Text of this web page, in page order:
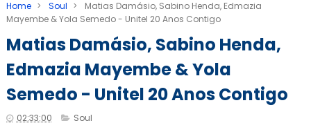
Home > Soul >
Matias Damásio, Sabino Henda, Edmazia
Mayembe & Yola Semedo - Unitel 20 Anos Contigo
Matias Damásio, Sabino Henda,
Edmazia Mayembe & Yola
Semedo - Unitel 20 Anos Contigo
02:33:00 Soul